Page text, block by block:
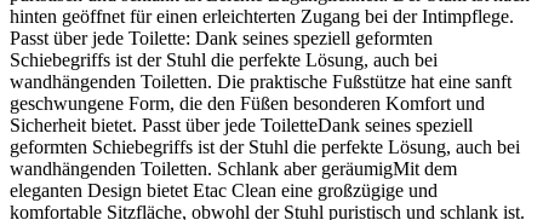
hinten geöffnet für einen erleichterten Zugang bei der Intimpflege.
Passt über jede Toilette: Dank seines speziell geformten
Schiebegriffs ist der Stuhl die perfekte Lösung, auch bei
wandhängenden Toiletten. Die praktische Fußstütze hat eine sanft
geschwungene Form, die den Füßen besonderen Komfort und
Sicherheit bietet. Passt über jede ToiletteDank seines speziell
geformten Schiebegriffs ist der Stuhl die perfekte Lösung, auch bei
wandhängenden Toiletten. Schlank aber geräumigMit dem
eleganten Design bietet Etac Clean eine großzügige und
komfortable Sitzfläche, obwohl der Stuhl puristisch und schlank ist.